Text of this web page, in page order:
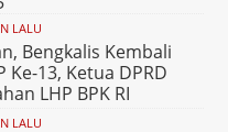
LALU
Bengkalis Kembali
Ke-13, Ketua DPRD
LHP BPK RI
LALU